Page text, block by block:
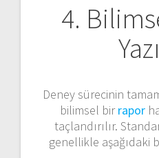
4.
Deney sürecinin
bilimsel birrapor
taçlandırılır.
genellikle aşağıdaki